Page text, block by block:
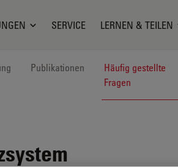
SERVICE LERNEN & TEILEN
Publikationen
Häufig gestellte
Fragen